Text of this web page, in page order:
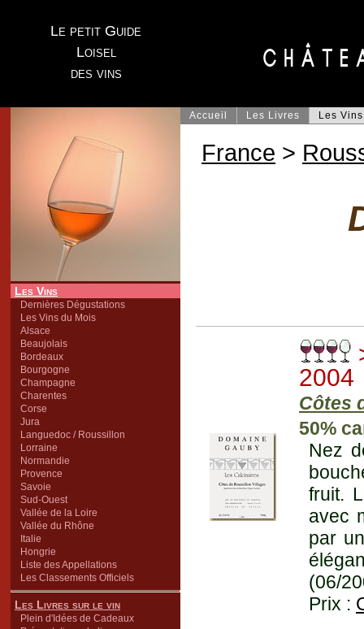
Le petit Guide
Loisel
des vins
Les Vins
Dernières Dégustations
Les Vins du Mois
Alsace
Beaujolais
Bordeaux
Bourgogne
Champagne
Charentes
Corse
Jura
Languedoc / Roussillon
Lorraine
Normandie
Provence
Savoie
Sud-Ouest
Vallée de la Loire
Vallée du Rhône
Italie
Hongrie
Liste des Appellations
Les Classements Officiels
Les Livres sur le vin
Plein d'Idées de Cadeaux
Accueil Les Livres Les Vins
France >
2004
Côtes
50%
Nez
fruit.
avec
par
(06/
Prix :